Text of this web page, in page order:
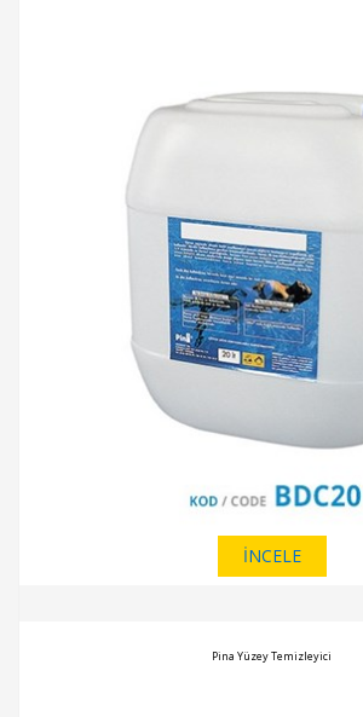
İNCELE
Pina Yüzey Temizleyici